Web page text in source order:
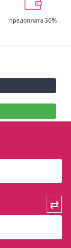
предоплата 30%
⇄